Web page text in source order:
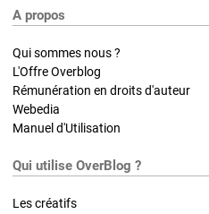
A propos
Qui sommes nous ?
L'Offre Overblog
Rémunération en droits d'auteur
Webedia
Manuel d'Utilisation
Qui utilise OverBlog ?
Les créatifs